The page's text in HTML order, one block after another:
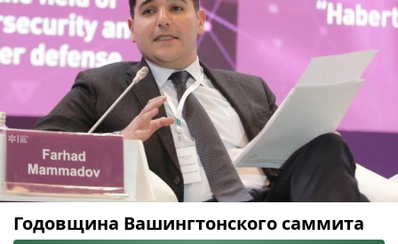
Годовщина Вашингтонского саммита